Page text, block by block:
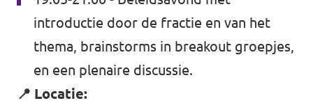
introductie door de fractie en van het
thema, brainstorms in breakout groepjes,
en een plenaire discussie.
📍 Locatie: